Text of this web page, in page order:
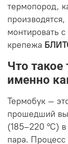
термопород,
монтировать
крепежа
Что такое
именно
Термобук —
прошедший
(185–220 °C)
пара. Процесс